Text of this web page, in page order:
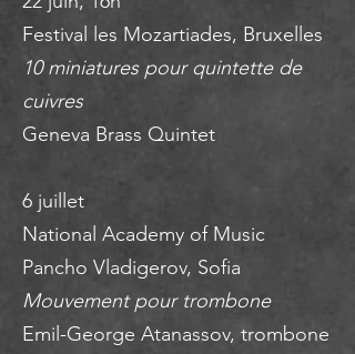
Festival les Mozartiades, Bruxelles
10 miniatures pour quintette de
cuivres
Geneva Brass Quintet
6 juillet
National Academy of Music
Pancho Vladigerov, Sofia
Mouvement pour trombone
Emil-George Atanassov, trombone